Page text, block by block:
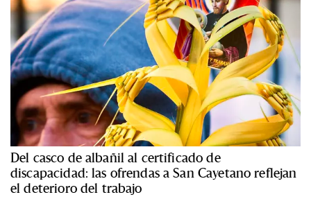
Del casco de albañil al certificado de
discapacidad: las ofrendas a San Cayetano reflejan
el deterioro del trabajo